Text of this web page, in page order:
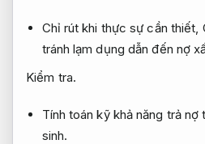
Chỉ rút khi thực sự cần thiết,
tránh lạm dụng dẫn đến nợ
Kiểm tra.
Tính toán kỹ khả năng trả
sinh.